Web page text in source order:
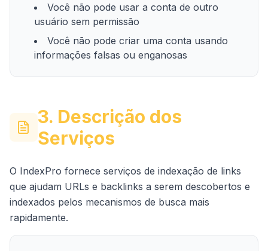
Você não pode usar a conta de outro
usuário sem permissão
Você não pode criar uma conta usando
informações falsas ou enganosas
3. Descrição dos
Serviços
O IndexPro fornece serviços de indexação de links
que ajudam URLs e backlinks a serem descobertos e
indexados pelos mecanismos de busca mais
rapidamente.